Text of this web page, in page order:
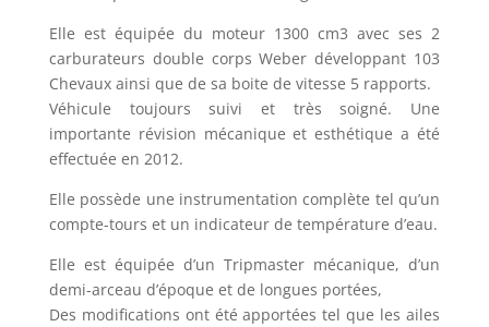
Elle est équipée du moteur 1300 cm3 avec ses 2
carburateurs double corps Weber développant 103
Chevaux ainsi que de sa boite de vitesse 5 rapports.
Véhicule toujours suivi et très soigné. Une
importante révision mécanique et esthétique a été
effectuée en 2012.
Elle possède une instrumentation complète tel qu’un
compte-tours et un indicateur de température d’eau.
Elle est équipée d’un Tripmaster mécanique, d’un
demi-arceau d’époque et de longues portées,
Des modifications ont été apportées tel que les ailes